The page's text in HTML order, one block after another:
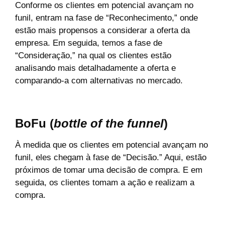
Conforme os clientes em potencial avançam no
funil, entram na fase de “Reconhecimento,” onde
estão mais propensos a considerar a oferta da
empresa. Em seguida, temos a fase de
“Consideração,” na qual os clientes estão
analisando mais detalhadamente a oferta e
comparando-a com alternativas no mercado.
BoFu (bottle of the funnel)
À medida que os clientes em potencial avançam no
funil, eles chegam à fase de “Decisão.” Aqui, estão
próximos de tomar uma decisão de compra. E em
seguida, os clientes tomam a ação e realizam a
compra.